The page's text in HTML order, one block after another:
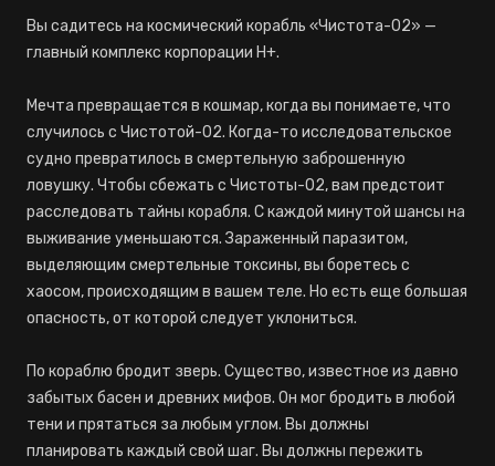
Вы садитесь на космический корабль «Чистота-02» —
главный комплекс корпорации H+.
Мечта превращается в кошмар, когда вы понимаете, что
случилось с Чистотой-02. Когда-то исследовательское
судно превратилось в смертельную заброшенную
ловушку. Чтобы сбежать с Чистоты-02, вам предстоит
расследовать тайны корабля. С каждой минутой шансы на
выживание уменьшаются. Зараженный паразитом,
выделяющим смертельные токсины, вы боретесь с
хаосом, происходящим в вашем теле. Но есть еще большая
опасность, от которой следует уклониться.
По кораблю бродит зверь. Существо, известное из давно
забытых басен и древних мифов. Он мог бродить в любой
тени и прятаться за любым углом. Вы должны
планировать каждый свой шаг. Вы должны пережить